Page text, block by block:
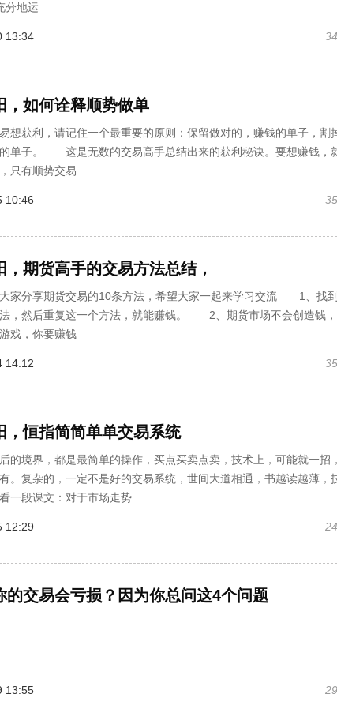
分地运
13:34
，如何诠释顺势做单
获利，请记住一个最重要的原则：保留做对的，赚钱的单子，割
单子。 这是无数的交易高手总结出来的获利秘诀。要想赚钱，
只有顺势交易
10:46
，期货高手的交易方法总结，
分享期货交易的10条方法，希望大家一起来学习交流 1、找
，然后重复这一个方法，就能赚钱。 2、期货市场不会创造钱
戏，你要赚钱
14:12
，恒指简简单单交易系统
的境界，都是最简单的操作，买点买卖点卖，技术上，可能就一招
。复杂的，一定不是好的交易系统，世间大道相通，书越读越薄，
一段课文：对于市场走势
12:29
的交易会亏损？因为你总问这4个问题
13:55